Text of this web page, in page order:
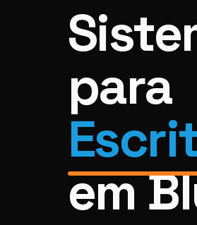
para
em